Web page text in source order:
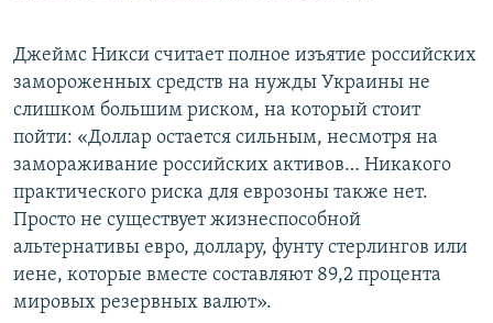
Джеймс Никси считает полное изъятие российских
замороженных средств на нужды Украины не
слишком большим риском, на который стоит
пойти: «Доллар остается сильным, несмотря на
замораживание российских активов… Никакого
практического риска для еврозоны также нет.
Просто не существует жизнеспособной
альтернативы евро, доллару, фунту стерлингов или
иене, которые вместе составляют 89,2 процента
мировых резервных валют».